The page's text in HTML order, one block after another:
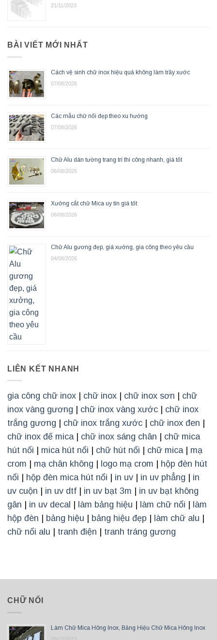
21/11/2023
BÀI VIẾT MỚI NHẤT
Cách vệ sinh chữ inox hiệu quả không làm trầy xước
07/08/2026
Các mẫu chữ nổi đẹp theo xu hướng
07/08/2026
Chữ Alu dán tường trang trí thi công nhanh, giá tốt
06/08/2026
Xưởng cắt chữ Mica uy tín giá tốt
06/08/2026
Chữ Alu gương đẹp, giá xưởng, gia công theo yêu cầu
04/08/2026
LIÊN KẾT NHANH
gia công chữ inox chữ inox chữ inox sơn
chữ
inox vàng gương
chữ inox vàng xước
chữ inox
trắng gương
chữ inox trắng xước chữ inox đen
chữ inox đế mica| chữ inox sáng chân
chữ mica
hút nổi
mica hút nổi chữ hút nổi chữ mica| mạ
crom
mạ chân không logo mạ crom
hộp đèn hút
nổi
hộp đèn mica hút nổi in uv in uv phẳng
in
uv cuộn
in uv dtf in uv bạt 3m
in uv bạt không
gân
in uv decal làm bảng hiệu làm chữ nổi
làm
hộp đèn
bảng hiệu bảng hiệu đẹp làm chữ alu
chữ nổi alu
tranh điện tranh tráng gương
CHỮ NỔI
Làm Chữ Mica Hông Inox, Bảng Hiệu Chữ Mica Hông Inox